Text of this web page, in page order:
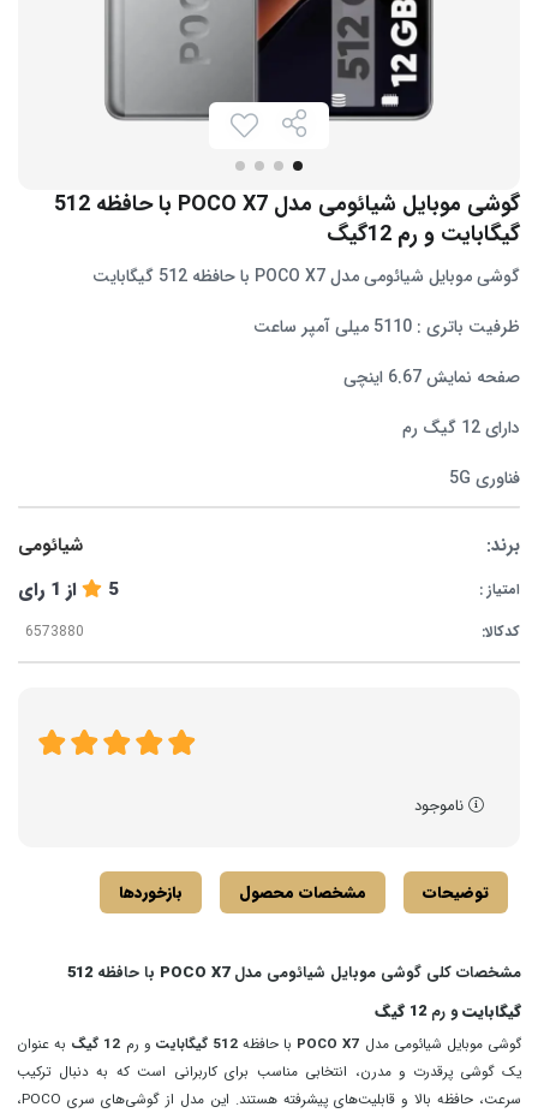
گوشی موبایل شیائومی مدل POCO X7 با حافظه 512
گیگابایت و رم 12گیگ
گوشی موبایل شیائومی مدل POCO X7 با حافظه 512 گیگابایت
ظرفیت باتری : 5110 میلی آمپر ساعت
صفحه نمایش 6.67 اینچی
دارای 12 گیگ رم
فناوری 5G
برند: شیائومی
امتیاز : 5 از 1 رای
کدکالا:
ناموجود
توضیحات مشخصات محصول بازخوردها
مشخصات کلی گوشی موبایل شیائومی مدلPOCO X7 با حافظه512
گیگابایتو رم12 گیگ
گوشی موبایل شیائومی مدل POCO X7 با حافظه512 گیگابایت و رم 12 گیگ
به عنوان
یک گوشی پرقدرت و مدرن، انتخابی مناسب برای کاربرانی است که به دنبال ترکیب
سرعت، حافظه بالا و قابلیت‌های پیشرفته هستند. این مدل از گوشی‌های سری POCO،